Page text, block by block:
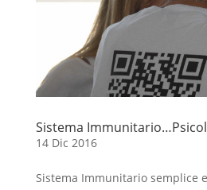
Sistema
14 Dic 2016
Sistema Immunitario semplice